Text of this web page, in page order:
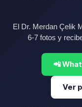
El Dr. Merdan Çelik
6-7 fotos y
📲
Ver